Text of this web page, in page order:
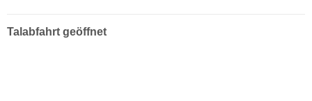
Talabfahrt geöffnet